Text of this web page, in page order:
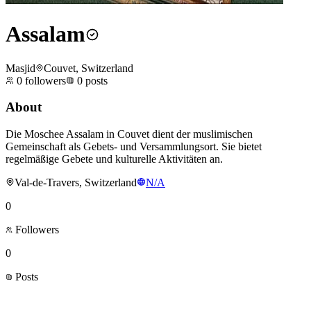
Assalam
Masjid
Couvet, Switzerland
0 followers 0 posts
About
Die Moschee Assalam in Couvet dient der muslimischen
Gemeinschaft als Gebets- und Versammlungsort. Sie bietet
regelmäßige Gebete und kulturelle Aktivitäten an.
Val-de-Travers, Switzerland
N/A
0
Followers
0
Posts